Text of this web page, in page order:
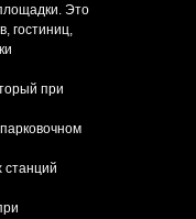
Это
гостиниц,
при
станций